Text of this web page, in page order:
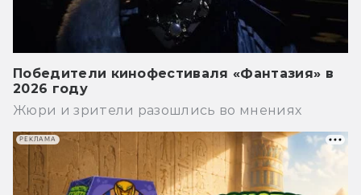
Победители кинофестиваля «Фантазия» в
2026 году
Жюри и зрители разошлись во мнениях
РЕКЛАМА